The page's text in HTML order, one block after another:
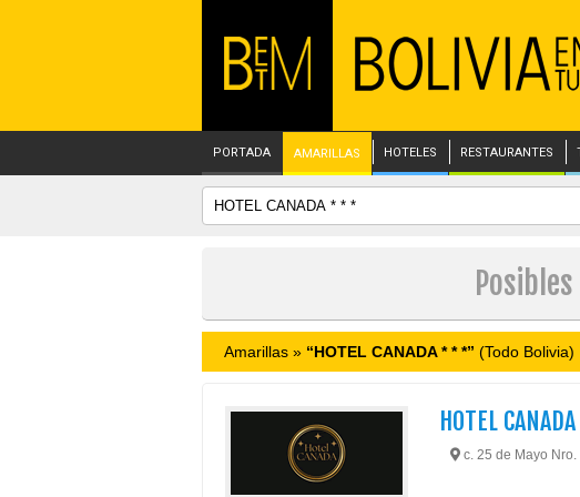
PORTADA AMARILLAS HOTELES RESTAURANTES
Amarillas » “HOTEL CANADA * * *” (Todo Bolivia)
HOTEL CANADA
c. 25 de Mayo